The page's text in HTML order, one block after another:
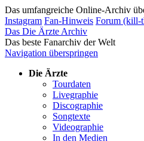
Das umfangreiche Online-Archiv
Instagram Fan-Hinweis Forum (kill-
Das Die Ärzte Archiv
Das beste Fanarchiv der Welt
Navigation überspringen
Die Ärzte
Tourdaten
Livegraphie
Discographie
Songtexte
Videographie
In den Medien